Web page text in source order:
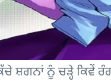
ਸ਼ਗਨਾਂ ਨੂੰ ਚੜ੍ਹੇ ਕਿਵੇਂ